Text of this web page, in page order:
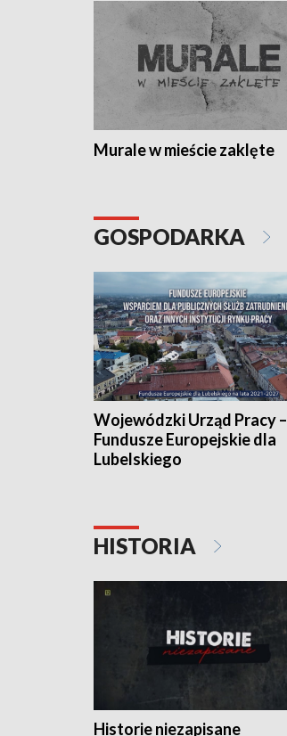
Murale w mieście zaklęte
GOSPODARKA
Wojewódzki Urząd Pracy –
Fundusze Europejskie dla
Lubelskiego
HISTORIA
Historie niezapisane